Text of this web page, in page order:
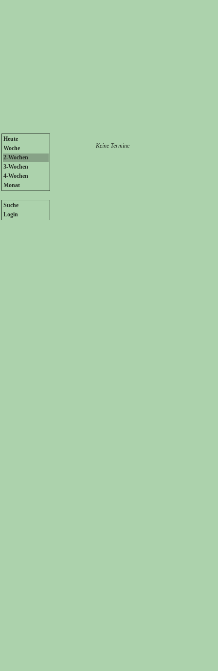
Heute
Woche
2-Wochen
3-Wochen
4-Wochen
Monat
Suche
Login
Keine Termine